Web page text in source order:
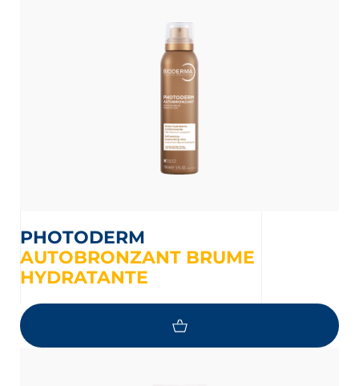
PHOTODERM
AUTOBRONZANT BRUME
HYDRATANTE